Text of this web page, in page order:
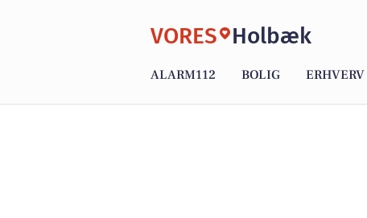
VORES Holbæk
ALARM112 BOLIG ERHVERV